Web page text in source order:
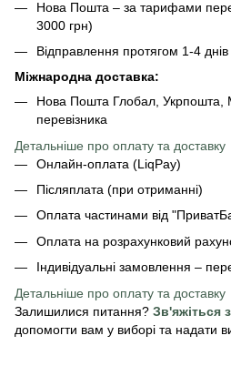
Нова Пошта – за тарифами
3000 грн)
Відправлення протягом 1-4 днів
Міжнародна доставка:
Нова Пошта Глобал, Укрпошта,
перевізника
Детальніше про оплату та доставку
Онлайн-оплата (LiqPay)
Післяплата (при отриманні)
Оплата частинами від
Оплата на розрахунковий
Індивідуальні замовлення –
Детальніше про оплату та доставку
Залишилися питання? Зв'яжіться
допомогти вам у виборі та надати